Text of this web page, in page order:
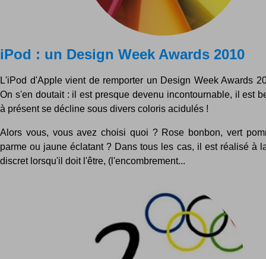
iPod : un Design Week Awards 2010
L'iPod d'Apple vient de remporter un Design Week Awards
On s'en doutait : il est presque devenu incontournable, il est
à présent se décline sous divers coloris acidulés !
Alors vous, vous avez choisi quoi ? Rose bonbon, vert
parme ou jaune éclatant ? Dans tous les cas, il est réalisé à
discret lorsqu'il doit l'être, (l'encombrement...